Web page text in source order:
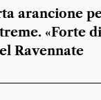
arancione
«Forte
Ravennate